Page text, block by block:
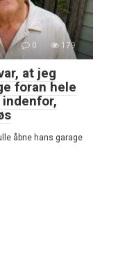
0 179
at jeg
foran hele
åbne hans garage